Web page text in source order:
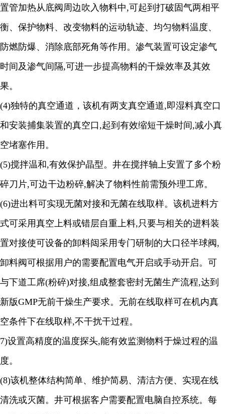
置管加热从底阀周边吹入物料中,可起到打破固气两相平
衡、保护物料、改变物料的运动轨迹、均匀物料温度、
防燃防爆、消除底部死角等作用。渗气装置可设定渗气
时间及渗气间隔,可进一步提高物料的干燥效率及其效
果。
(4)独特的真空通道，该机有两支真空通道,即湿料真空口
和安装捕集装置的真空口 ,起到有效缩短干燥时间 ,减小真
空堵塞作用 。
(5)搅拌温和,有效保护晶型。井在搅拌轴上安置了多个粉
碎刀片,可边干边粉碎,解决了物料性前需预外理工席。
(6)进出料可实现无菌对接和无菌在线取样。该机进料方
式可采用真空上料或错层自重上料,只要与相关的进料装
置对接使可设备的卸料闼采用专门研制的大口径半球阀 ,
卸料阀可根据用户的需要配置电气开启或手动开启。可
与下道工席(粉碎)对接,组成整套密封无菌生产流程,达到
新版GMP无前干燥生产要求。无前在线取样可在机内真
空条件下在线取样,不干扰干过程。
7)设置高精度的温度探头,能有效监测物料于燥过程的温
度。
(8)该机整体结构简单、维护简易、清洁方便、实现在线
清洗或灭菌。井可根据客户需要配置电脑自控系统。每